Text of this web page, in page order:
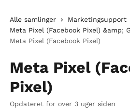
Alle samlinger
Marketingsupport
Meta Pixel (Facebook Pixel) &amp;
Meta Pixel (Facebook Pixel)
Meta Pixel
Pixel)
Opdateret for over 3 uger siden